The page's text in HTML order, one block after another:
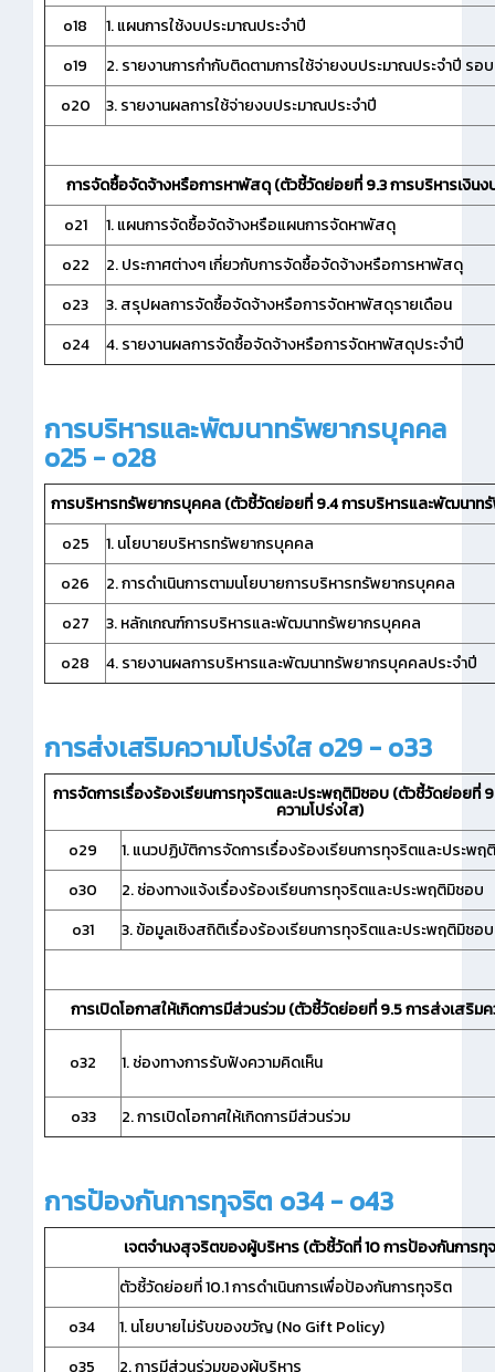
o18
1. แผนการใช้งบประมาณประจำปี
o19
2. รายงานการกำกับติดตามการใช้จ่ายงบประมาณประจำปี รอ
o20
3. รายงานผลการใช้จ่ายงบประมาณประจำปี
การจัดซื้อจัดจ้างหรือการหาพัสดุ (ตัวชี้วัดย่อยที่ 9.3 การบริหารเงิน
o21
1. แผนการจัดซื้อจัดจ้างหรือแผนการจัดหาพัสดุ
o22
2. ประกาศต่างๆ เกี่ยวกับการจัดซื้อจัดจ้างหรือการหาพัสดุ
o23
3. สรุปผลการจัดซื้อจัดจ้างหรือการจัดหาพัสดุรายเดือน
o24
4. รายงานผลการจัดซื้อจัดจ้างหรือการจัดหาพัสดุประจำปี
การบริหารและพัฒนาทรัพยากรบุคคล
o25 - o28
การบริหารทรัพยากรบุคคล (ตัวชี้วัดย่อยที่ 9.4 การบริหารและพัฒนาท
o25
1. นโยบายบริหารทรัพยากรบุคคล
o26
2. การดำเนินการตามนโยบายการบริหารทรัพยากรบุคคล
o27
3. หลักเกณฑ์การบริหารและพัฒนาทรัพยากรบุคคล
o28
4. รายงานผลการบริหารและพัฒนาทรัพยากรบุคคลประจำปี
การส่งเสริมความโปร่งใส o29 - o33
การจัดการเรื่องร้องเรียนการทุจริตและประพฤติมิชอบ (ตัวชี้วัดย่อยที่
ความโปร่งใส)
o29
1. แนวปฏิบัติการจัดการเรื่องร้องเรียนการทุจริตและประพ
o30
2. ช่องทางแจ้งเรื่องร้องเรียนการทุจริตและประพฤติมิชอบ
o31
3. ข้อมูลเชิงสถิติเรื่องร้องเรียนการทุจริตและประพฤติมิชอบ
การเปิดโอกาสให้เกิดการมีส่วนร่วม (ตัวชี้วัดย่อยที่ 9.5 การส่งเสริมค
o32 1. ช่องทางการรับฟังความคิดเห็น
o33 2. การเปิดโอกาศให้เกิดการมีส่วนร่วม
การป้องกันการทุจริต o34 - o43
เจตจำนงสุจริตของผู้บริหาร (ตัวชี้วัดที่ 10 การป้องกันการทุ
ตัวชี้วัดย่อยที่ 10.1 การดำเนินการเพื่อป้องกันการทุจริต
o34
1. นโยบายไม่รับของขวัญ (No Gift Policy)
o35
2. การมีส่วนร่วมของผู้บริหาร